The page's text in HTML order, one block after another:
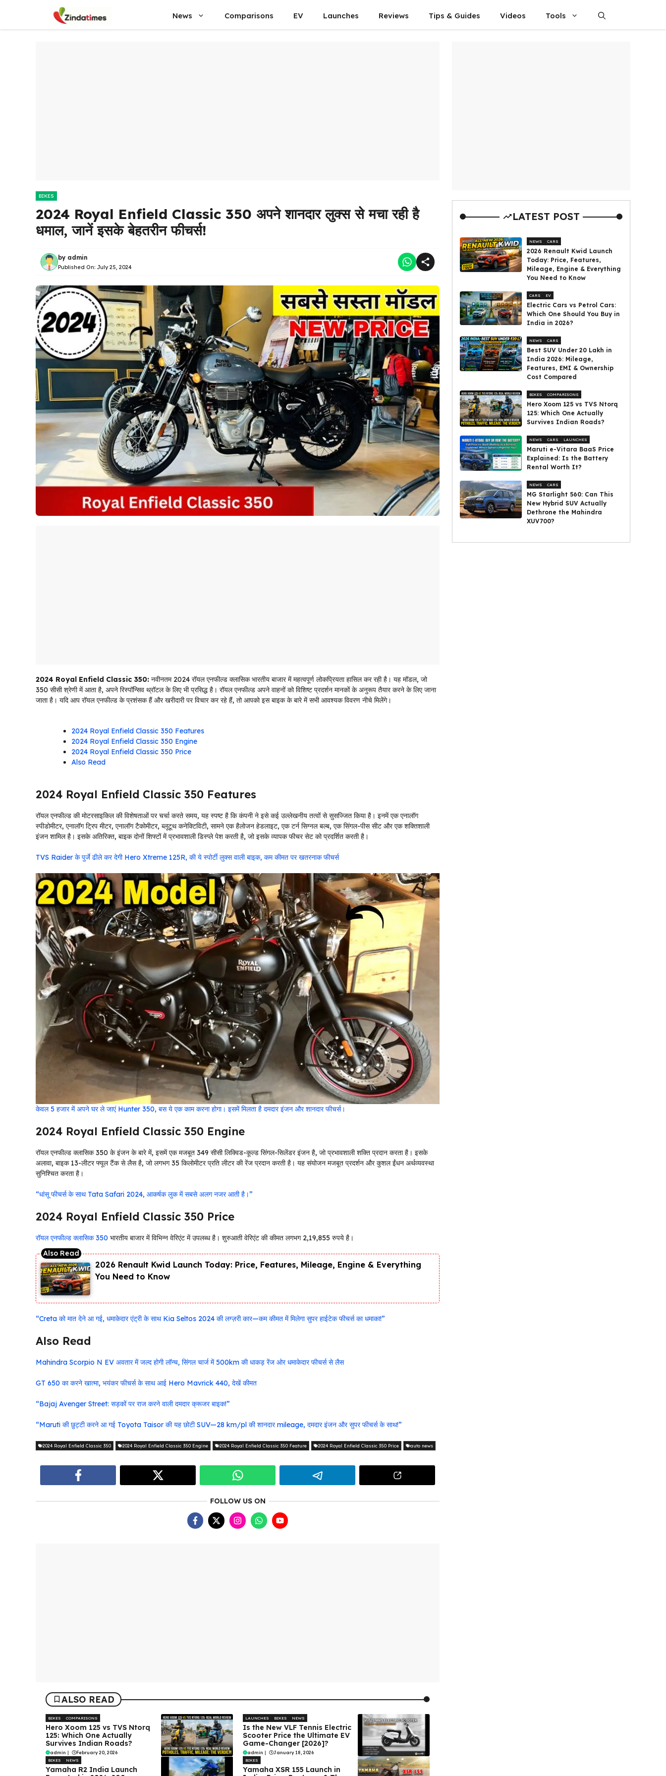
content
News Comparisons EV Launches Reviews Tips & Guides Videos Tools
BIKES
2024 Royal Enfield Classic 350 अपने शानदार लुक्स से मचा रही है
धमाल, जानें इसके बेहतरीन फीचर्स!
by admin
Published On: July 25, 2024
2024 Royal Enfield Classic 350: नवीनतम 2024 रॉयल एनफील्ड क्लासिक भारतीय बाजार में महत्वपूर्ण लोकप्रियता हासिल कर रही है। यह मॉडल, जो
350 सीसी श्रेणी में आता है, अपने रिस्पॉन्सिव थ्रॉटल के लिए भी प्रसिद्ध है। रॉयल एनफील्ड अपने वाहनों को विशिष्ट प्रदर्शन मानकों के अनुरूप तैयार करने के लिए जाना
जाता है। यदि आप रॉयल एनफील्ड के प्रशंसक हैं और खरीदारी पर विचार कर रहे हैं, तो आपको इस बाइक के बारे में सभी आवश्यक विवरण नीचे मिलेंगे।
2024 Royal Enfield Classic 350 Features
2024 Royal Enfield Classic 350 Engine
2024 Royal Enfield Classic 350 Price
Also Read
2024 Royal Enfield Classic 350 Features
रॉयल एनफील्ड की मोटरसाइकिल की विशेषताओं पर चर्चा करते समय, यह स्पष्ट है कि कंपनी ने इसे कई उल्लेखनीय तत्वों से सुसज्जित किया है। इनमें एक एनालॉग
स्पीडोमीटर, एनालॉग ट्रिप मीटर, एनालॉग टैकोमीटर, ब्लूटूथ कनेक्टिविटी, सामने एक हैलोजन हेडलाइट, एक टर्न सिग्नल बल्ब, एक सिंगल-पीस सीट और एक शक्तिशाली
इंजन शामिल है। इसके अतिरिक्त, बाइक दोनों शिफ्टों में प्रभावशाली डिस्प्ले पेश करती है, जो इसके व्यापक फीचर सेट को प्रदर्शित करती है।
TVS Raider के पुर्जे ढीले कर देगी Hero Xtreme 125R, की ये स्पोर्टी लुक्स वाली बाइक, कम कीमत पर खतरनाक फीचर्स
केवल 5 हजार में अपने घर ले जाएं Hunter 350, बस ये एक काम करना होगा। इसमें मिलता है दमदार इंजन और शानदार फीचर्स।
2024 Royal Enfield Classic 350 Engine
रॉयल एनफील्ड क्लासिक 350 के इंजन के बारे में, इसमें एक मजबूत 349 सीसी लिक्विड-कूल्ड सिंगल-सिलेंडर इंजन है, जो प्रभावशाली शक्ति प्रदान करता है। इसके
अलावा, बाइक 13-लीटर फ्यूल टैंक से लैस है, जो लगभग 35 किलोमीटर प्रति लीटर की रेंज प्रदान करती है। यह संयोजन मजबूत प्रदर्शन और कुशल ईंधन अर्थव्यवस्था
सुनिश्चित करता है।
“धांसू फीचर्स के साथ Tata Safari 2024, आकर्षक लुक में सबसे अलग नजर आती है।”
2024 Royal Enfield Classic 350 Price
रॉयल एनफील्ड क्लासिक 350 भारतीय बाजार में विभिन्न वेरिएंट में उपलब्ध है। शुरुआती वेरिएंट की कीमत लगभग 2,19,855 रुपये है।
2026 Renault Kwid Launch Today: Price, Features, Mileage, Engine & Everything
You Need to Know
“Creta को मात देने आ गई, धमाकेदार एंट्री के साथ Kia Seltos 2024 की लग्ज़री कार—कम कीमत में मिलेगा सुपर हाईटेक फीचर्स का धमाका!”
Also Read
Mahindra Scorpio N EV अवतार में जल्द होगी लॉन्च, सिंगल चार्ज में 500km की धाकड़ रेंज ओर धमाकेदार फीचर्स से लैस
GT 650 का करने खात्मा, भयंकर फीचर्स के साथ आई Hero Mavrick 440, देखें कीमत
“Bajaj Avenger Street: सड़कों पर राज करने वाली दमदार क्रूजर बाइक!”
“Maruti की छुट्टी करने आ गई Toyota Taisor की यह छोटी SUV—28 km/pl की शानदार mileage, दमदार इंजन और सुपर फीचर्स के साथ!”
2024 Royal Enfield Classic 350 2024 Royal Enfield Classic 350 Engine 2024 Royal Enfield Classic 350 Feature 2024 Royal Enfield Classic 350 Price auto news
FOLLOW US ON
ALSO READ
BIKES COMPARISONS
Hero Xoom 125 vs TVS Ntorq
125: Which One Actually
Survives Indian Roads?
admin | February 20, 2026
LAUNCHES BIKES NEWS
Is the New VLF Tennis Electric
Scooter Price the Ultimate EV
Game-Changer [2026]?
admin | January 18, 2026
BIKES NEWS
Yamaha R2 India Launch
BIKES
Yamaha XSR 155 Launch in
LATEST POST
NEWS CARS
2026 Renault Kwid Launch
Today: Price, Features,
Mileage, Engine & Everything
You Need to Know
CARS EV
Electric Cars vs Petrol Cars:
Which One Should You Buy in
India in 2026?
NEWS CARS
Best SUV Under ₹20 Lakh in
India 2026: Mileage,
Features, EMI & Ownership
Cost Compared
BIKES COMPARISONS
Hero Xoom 125 vs TVS Ntorq
125: Which One Actually
Survives Indian Roads?
NEWS CARS LAUNCHES
Maruti e-Vitara BaaS Price
Explained: Is the Battery
Rental Worth It?
NEWS CARS
MG Starlight 560: Can This
New Hybrid SUV Actually
Dethrone the Mahindra
XUV700?